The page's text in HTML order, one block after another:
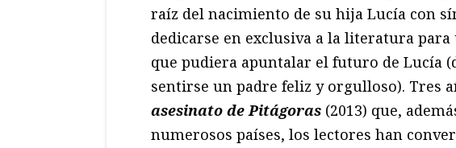
raíz del nacimiento de su hija Lucía con
dedicarse en exclusiva a la literatura
que pudiera apuntalar el futuro de Lucía
sentirse un padre feliz y orgulloso). Tres
asesinato de Pitágoras (2013) que,
numerosos países, los lectores han